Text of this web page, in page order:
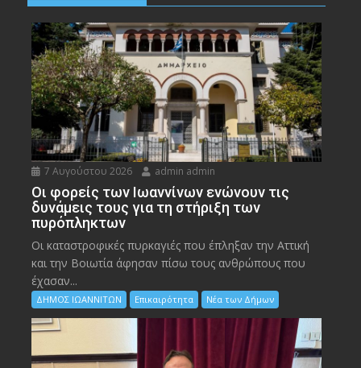
7 Αυγούστου 2026 admin admin
Οι φορείς των Ιωαννίνων ενώνουν τις
δυνάμεις τους για τη στήριξη των
πυρόπληκτων
Οι καταστροφικές πυρκαγιές που έπληξαν την Αττική
και την Bοιωτία άφησαν πίσω τους ανθρώπους που
έχασαν...
ΔΗΜΟΣ ΙΩΑΝΝΙΤΩΝ Επικαιρότητα Νέα των Δήμων